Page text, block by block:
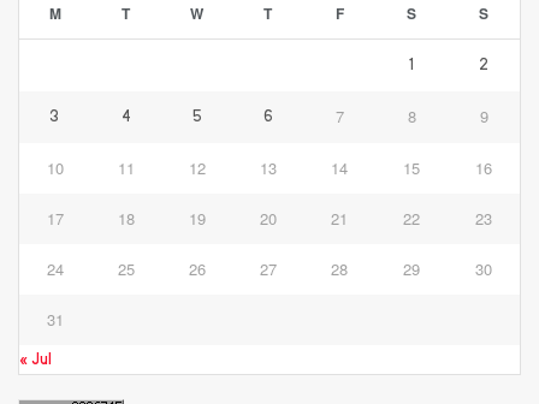
M T W T F S S
1 2
3 4 5 6 7 8 9
10 11 12 13 14 15 16
17 18 19 20 21 22 23
24 25 26 27 28 29 30
31
« Jul